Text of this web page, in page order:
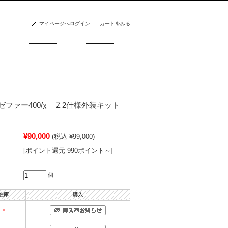
マイページへログイン カートをみる
ゼファー400/χ Ｚ2仕様外装キット
¥90,000 (税込 ¥99,000)
[ポイント還元 990ポイント～]
個
庫 購入
×